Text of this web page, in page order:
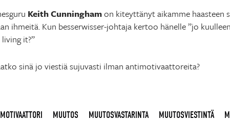
Keith Cunninghamon kiteyttänyt aikamme haasteen
ihmeitä. Kun besserwisser-johtaja kertoo hänelle ”jo
it?”
sinä jo viestiä sujuvasti ilman antimotivaattoreita?
MUUTOS MUUTOSVASTARINTA MUUTOSVIESTINTÄ